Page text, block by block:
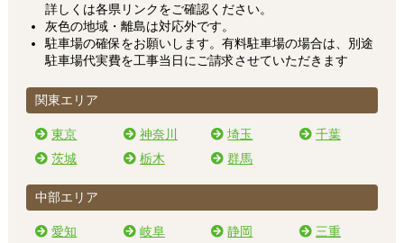
詳しくは各県リンクをご確認ください。
灰色の地域・離島は対応外です。
駐車場の確保をお願いします。有料駐車場の場合は、別途
駐車場代実費を工事当日にご請求させていただきます
関東エリア
東京 神奈川 埼玉
千葉
茨城
栃木 群馬
中部エリア
愛知 岐阜 静岡 三重